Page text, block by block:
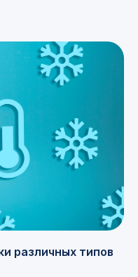
различных типов